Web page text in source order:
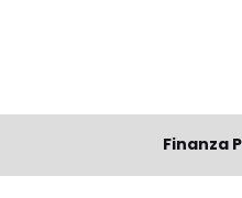
Finanza